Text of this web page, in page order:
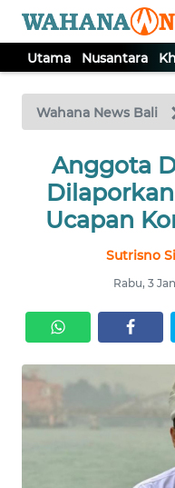
Utama Nusantara
Wahana News Bali
Anggota
Ucapan
Sutrisno
Rabu, 3
TV
Tutup
UTAMA
NUSANTARA
SERBA-
SERBI
OPINI
Informasi